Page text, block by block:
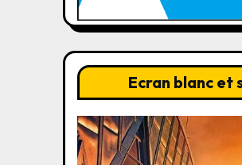
Ecran blanc et